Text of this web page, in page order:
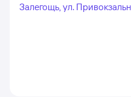
Залегощь, ул.